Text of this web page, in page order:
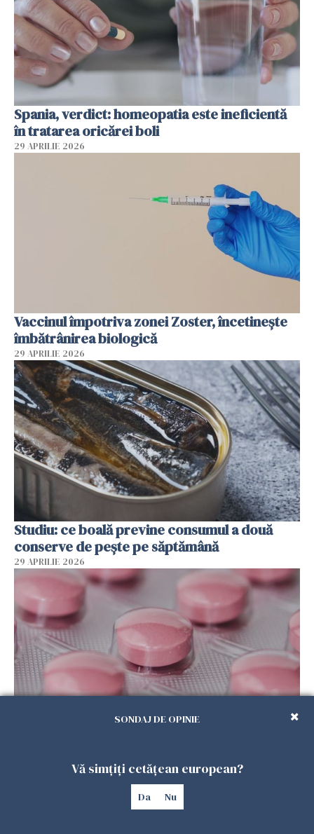
Spania, verdict: homeopatia este ineficientă
în tratarea oricărei boli
29 APRILIE 2026
Vaccinul împotriva zonei Zoster, încetinește
îmbătrânirea biologică
29 APRILIE 2026
Studiu: ce boală previne consumul a două
conserve de pește pe săptămână
29 APRILIE 2026
SONDAJ DE OPINIE
Vă simțiți cetățean european?
Da Nu